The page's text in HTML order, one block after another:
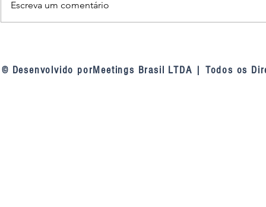
mudança de entendimento do
tribunal sobre as linhas de
Escreva um comentário
© Desenvolvido porMeetings Brasil LTDA | Todos os